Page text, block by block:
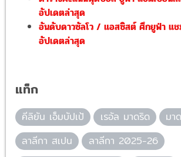
อัปเดตล่าสุด
อันดับดาวซัลโว / แอสซิสต์ ศึกยูฟ่า แ
อัปเดตล่าสุด
แท็ก
คีลิยัน เอ็มบัปเป้ เรอัล มาดริด มา
ลาลีกา สเปน
ลาลีกา 2025-26